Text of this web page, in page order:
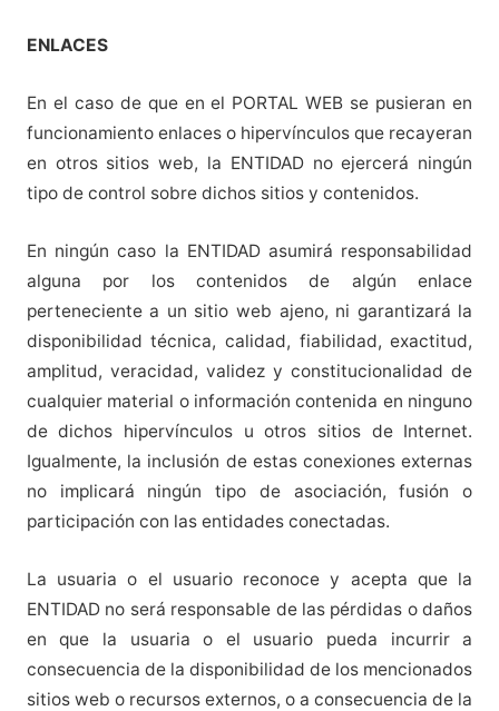
ENLACES
En el caso de que en el PORTAL WEB se pusieran en
funcionamiento enlaces o hipervínculos que recayeran
en otros sitios web, la ENTIDAD no ejercerá ningún
tipo de control sobre dichos sitios y contenidos.
En ningún caso la ENTIDAD asumirá responsabilidad
alguna por los contenidos de algún enlace
perteneciente a un sitio web ajeno, ni garantizará la
disponibilidad técnica, calidad, fiabilidad, exactitud,
amplitud, veracidad, validez y constitucionalidad de
cualquier material o información contenida en ninguno
de dichos hipervínculos u otros sitios de Internet.
Igualmente, la inclusión de estas conexiones externas
no implicará ningún tipo de asociación, fusión o
participación con las entidades conectadas.
La usuaria o el usuario reconoce y acepta que la
ENTIDAD no será responsable de las pérdidas o daños
en que la usuaria o el usuario pueda incurrir a
consecuencia de la disponibilidad de los mencionados
sitios web o recursos externos, o a consecuencia de la